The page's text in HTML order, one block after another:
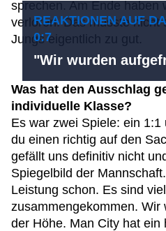
sprechen. Am Ende haben
verloren. Das musste nicht
Jungs eigentlich zu gut.
REAKTIONEN AUF
0:7
"Wir wurden
Was hat den Ausschlag
individuelle Klasse?
Es war zwei Spiele: ein
du einen richtig auf den
gefällt uns definitiv nicht
Spiegelbild der
Leistung schon. Es sind
zusammengekommen. Wir
der Höhe. Man City hat ein